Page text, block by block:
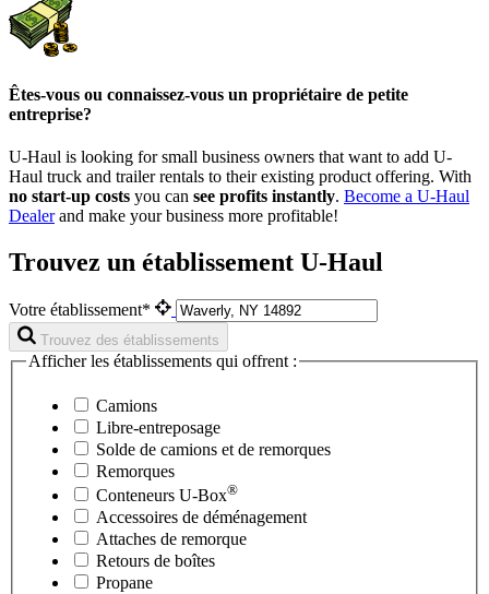
Êtes-vous ou connaissez-vous un propriétaire de petite
entreprise?
U-Haul is looking for small business owners that want to add U-
Haul truck and trailer rentals to their existing product offering. With
no start-up costs you can see profits instantly. Become a U-Haul
Dealerand make your business more profitable!
Trouvez un établissement U-Haul
Votre établissement*
Trouvez des établissements
Afficher les établissements qui offrent :
Camions
Libre-entreposage
Solde de camions et de remorques
Remorques
Conteneurs U-Box®
Accessoires de déménagement
Attaches de remorque
Retours de boîtes
Propane